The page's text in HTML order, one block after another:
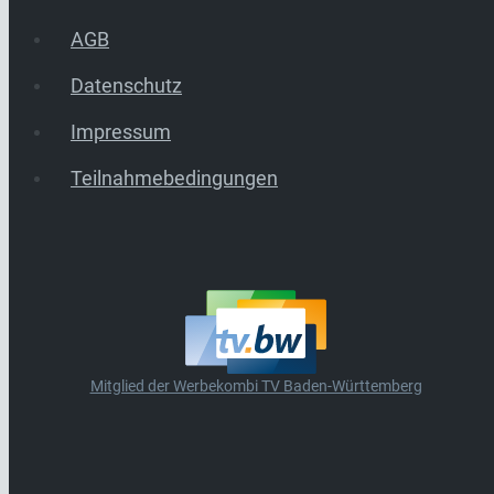
AGB
Datenschutz
Impressum
Teilnahmebedingungen
Mitglied der Werbekombi TV Baden-Württemberg